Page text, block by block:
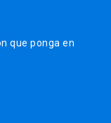
que ponga en